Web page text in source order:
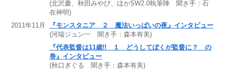
(北沢慶、秋田みやび、ほかSW2.0執筆陣 聞き手：石
在神明)
2011年11月
『モンスタニア ２ 魔法いっぱいの夜』インタビュー
(河端ジュン一 聞き手：森本有美)
『代表監督は11歳!! １ どうしてぼくが監督に？ の
巻』インタビュー
(秋口ぎぐる 聞き手：森本有美)